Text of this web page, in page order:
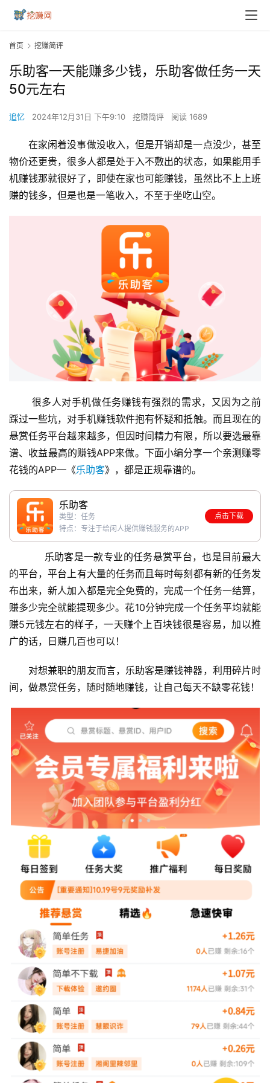
首页 挖赚简评
乐助客一天能赚多少钱，乐助客做任务一天
50元左右
追忆 2024年12月31日 下午9:10 挖赚简评 阅读 1689
在家闲着没事做没收入，但是开销却是一点没少，甚至
物价还更贵，很多人都是处于入不敷出的状态，如果能用手
机赚钱那就很好了，即使在家也可能赚钱，虽然比不上上班
赚的钱多，但是也是一笔收入，不至于坐吃山空。
很多人对手机做任务赚钱有强烈的需求，又因为之前
踩过一些坑，对手机赚钱软件抱有怀疑和抵触。而且现在的
悬赏任务平台越来越多，但因时间精力有限，所以要选最靠
谱、收益最高的赚钱APP来做。下面小编分享一个亲测赚零
花钱的APP—《乐助客》，都是正规靠谱的。
乐助客
类型：任务
特点：专注于给闲人提供赚钱服务的APP
点击下载
乐助客是一款专业的任务悬赏平台，也是目前最大
的平台，平台上有大量的任务而且每时每刻都有新的任务发
布出来，新人加入都是完全免费的，完成一个任务一结算，
赚多少完全就能提现多少。花10分钟完成一个任务平均就能
赚5元钱左右的样子，一天赚个上百块钱很是容易，加以推
广的话，日赚几百也可以！
对想兼职的朋友而言，乐助客是赚钱神器，利用碎片时
间，做悬赏任务，随时随地赚钱，让自己每天不缺零花钱！